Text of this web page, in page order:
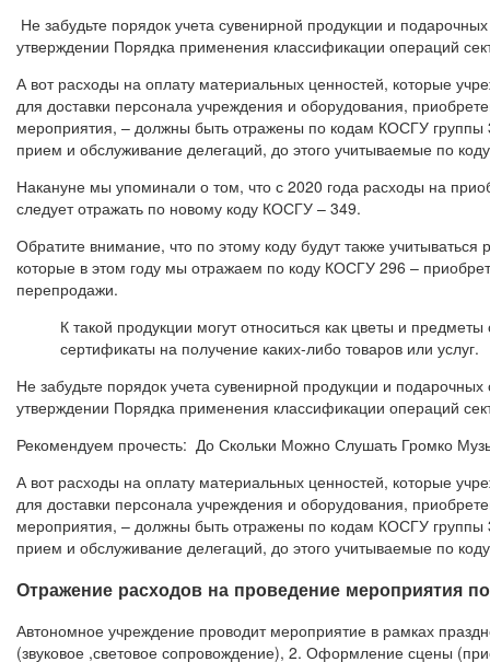
Не забудьте порядок учета сувенирной продукции и
утверждении Порядка применения классификации операций
А вот расходы на оплату материальных ценностей, которые
для доставки персонала учреждения и оборудования,
мероприятия, – должны быть отражены по кодам КОСГУ группы
прием и обслуживание делегаций, до этого учитываемые по
Накануне мы упоминали о том, что с 2020 года расходы на
следует отражать по новому коду КОСГУ – 349.
Обратите внимание, что по этому коду будут также
которые в этом году мы отражаем по коду КОСГУ 296 –
перепродажи.
К такой продукции могут относиться как цветы и
сертификаты на получение каких-либо товаров или услуг.
Не забудьте порядок учета сувенирной продукции и
утверждении Порядка применения классификации операций
Рекомендуем прочесть: До Скольки Можно Слушать Громко
А вот расходы на оплату материальных ценностей, которые
для доставки персонала учреждения и оборудования,
мероприятия, – должны быть отражены по кодам КОСГУ группы
прием и обслуживание делегаций, до этого учитываемые по
Отражение расходов на проведение мероприятия
Автономное учреждение проводит мероприятие в рамках
(звуковое ,световое сопровождение), 2. Оформление сцены